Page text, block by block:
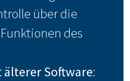
über die
des
Software: